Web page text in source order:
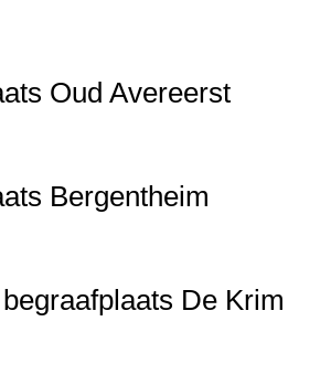
Oud Avereerst
Bergentheim
De Krim